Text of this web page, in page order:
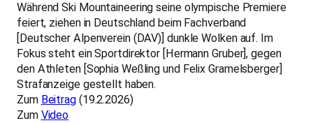
Während Ski Mountaineering seine olympische Premiere
feiert, ziehen in Deutschland beim Fachverband
[Deutscher Alpenverein (DAV)] dunkle Wolken auf. Im
Fokus steht ein Sportdirektor [Hermann Gruber], gegen
den Athleten [Sophia Weßling und Felix Gramelsberger]
Strafanzeige gestellt haben.
Zum Beitrag(19.2.2026)
Zum Video